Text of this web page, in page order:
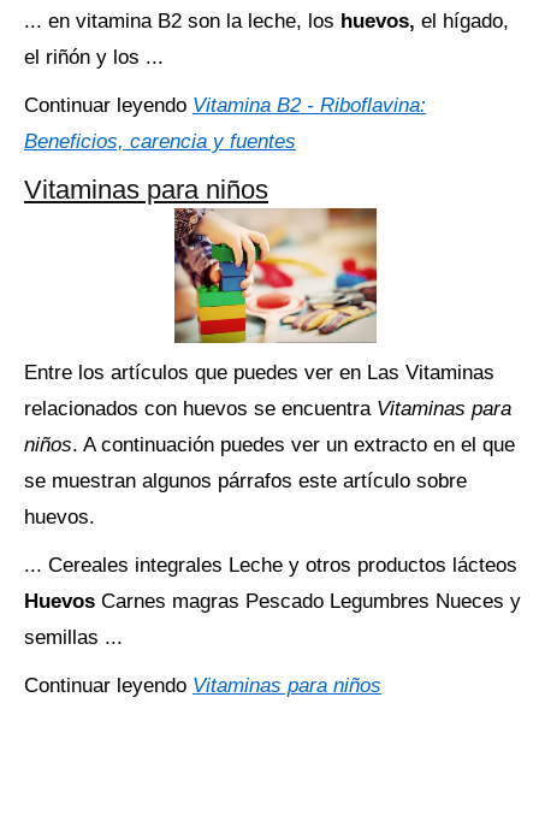
... en vitamina B2 son la leche, los huevos, el hígado,
el riñón y los ...
Continuar leyendo Vitamina B2 - Riboflavina:
Beneficios, carencia y fuentes
Vitaminas para niños
Entre los artículos que puedes ver en Las Vitaminas
relacionados con huevos se encuentra Vitaminas para
niños. A continuación puedes ver un extracto en el que
se muestran algunos párrafos este artículo sobre
huevos.
... Cereales integrales Leche y otros productos lácteos
Huevos Carnes magras Pescado Legumbres Nueces y
semillas ...
Continuar leyendo Vitaminas para niños